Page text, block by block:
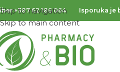
Skip to navigation
Skip to main content
+387 62 186 064 Isporuka je